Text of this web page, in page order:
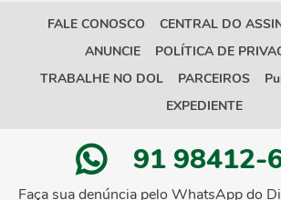
FALE CONOSCO CENTRAL DO
ANUNCIE
POLÍTICA DE
TRABALHE NO DOL
PARCEIROS
EXPEDIENTE
91 98412-
Faça sua denúncia pelo WhatsApp do